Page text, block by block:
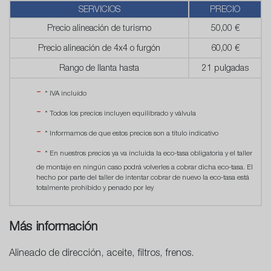
SERVICIOS PRECIO
Precio alineación de turismo 50,00 €
Precio alineación de 4x4 o furgón 60,00 €
Rango de llanta hasta 21 pulgadas
* IVA incluído
* Todos los precios incluyen equilibrado y válvula
* Informamos de que estos precios son a título indicativo
* En nuestros precios ya va incluida la eco-tasa obligatoria y el taller
de montaje en ningún caso podrá volverles a cobrar dicha eco-tasa. El
hecho por parte del taller de intentar cobrar de nuevo la eco-tasa está
totalmente prohibido y penado por ley
Más información
Alineado de dirección, aceite, filtros, frenos.